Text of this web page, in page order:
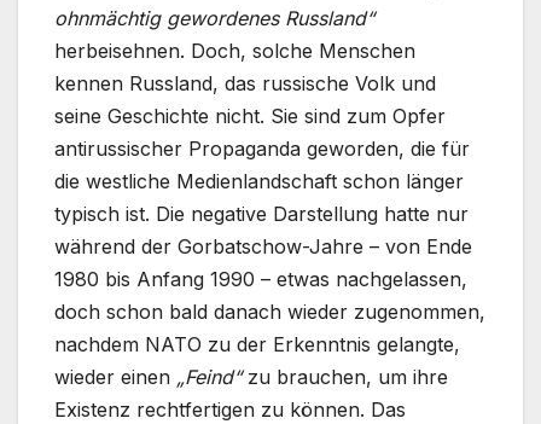
ohnmächtig gewordenes Russland“
herbeisehnen. Doch, solche Menschen
kennen Russland, das russische Volk und
seine Geschichte nicht. Sie sind zum Opfer
antirussischer Propaganda geworden, die für
die westliche Medienlandschaft schon länger
typisch ist. Die negative Darstellung hatte nur
während der Gorbatschow-Jahre – von Ende
1980 bis Anfang 1990 – etwas nachgelassen,
doch schon bald danach wieder zugenommen,
nachdem NATO zu der Erkenntnis gelangte,
wieder einen „Feind“zu brauchen, um ihre
Existenz rechtfertigen zu können. Das